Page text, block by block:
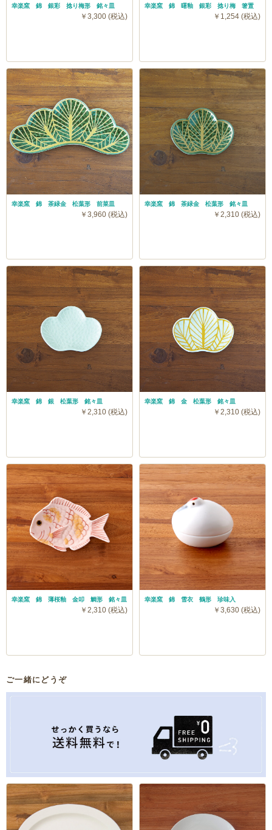
幸楽窯 錦 銀彩 捻り梅形 銘々皿
￥3,300 (税込)
幸楽窯 錦 曙釉 銀彩 捻り梅 箸置
￥1,254 (税込)
幸楽窯 錦 茶緑金 松葉形 前菜皿
￥3,960 (税込)
幸楽窯 錦 茶緑金 松葉形 銘々皿
￥2,310 (税込)
幸楽窯 錦 銀 松葉形 銘々皿
￥2,310 (税込)
幸楽窯 錦 金 松葉形 銘々皿
￥2,310 (税込)
幸楽窯 錦 薄桜釉 金叩 鯛形 銘々皿
￥2,310 (税込)
幸楽窯 錦 雪衣 鶴形 珍味入
￥3,630 (税込)
ご一緒にどうぞ